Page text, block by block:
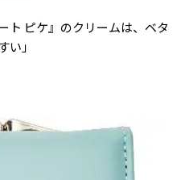
ト ピケ』のクリームは、ベタ
い」